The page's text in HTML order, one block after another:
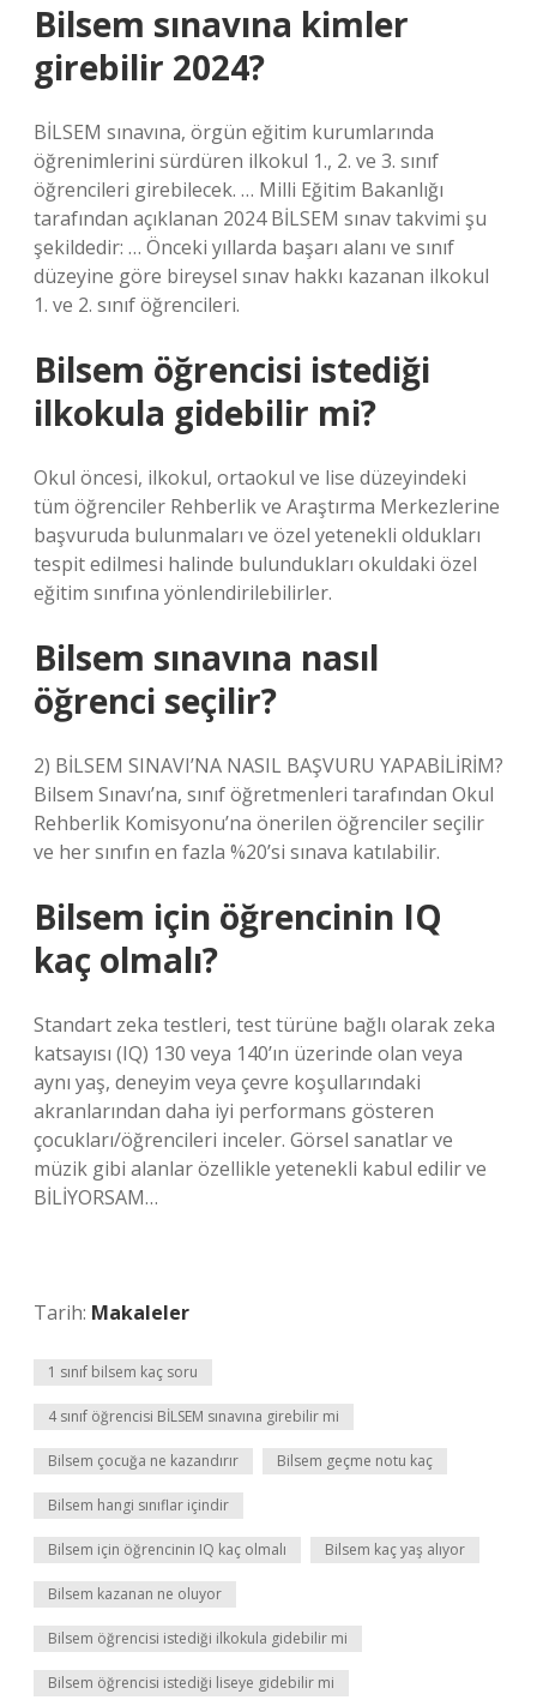
Bilsem sınavına kimler
girebilir 2024?
BİLSEM sınavına, örgün eğitim kurumlarında
öğrenimlerini sürdüren ilkokul 1., 2. ve 3. sınıf
öğrencileri girebilecek. … Milli Eğitim Bakanlığı
tarafından açıklanan 2024 BİLSEM sınav takvimi şu
şekildedir: … Önceki yıllarda başarı alanı ve sınıf
düzeyine göre bireysel sınav hakkı kazanan ilkokul
1. ve 2. sınıf öğrencileri.
Bilsem öğrencisi istediği
ilkokula gidebilir mi?
Okul öncesi, ilkokul, ortaokul ve lise düzeyindeki
tüm öğrenciler Rehberlik ve Araştırma Merkezlerine
başvuruda bulunmaları ve özel yetenekli oldukları
tespit edilmesi halinde bulundukları okuldaki özel
eğitim sınıfına yönlendirilebilirler.
Bilsem sınavına nasıl
öğrenci seçilir?
2) BİLSEM SINAVI’NA NASIL BAŞVURU YAPABİLİRİM?
Bilsem Sınavı’na, sınıf öğretmenleri tarafından Okul
Rehberlik Komisyonu’na önerilen öğrenciler seçilir
ve her sınıfın en fazla %20’si sınava katılabilir.
Bilsem için öğrencinin IQ
kaç olmalı?
Standart zeka testleri, test türüne bağlı olarak zeka
katsayısı (IQ) 130 veya 140’ın üzerinde olan veya
aynı yaş, deneyim veya çevre koşullarındaki
akranlarından daha iyi performans gösteren
çocukları/öğrencileri inceler. Görsel sanatlar ve
müzik gibi alanlar özellikle yetenekli kabul edilir ve
BİLİYORSAM…
Tarih: Makaleler
1 sınıf bilsem kaç soru
4 sınıf öğrencisi BİLSEM sınavına girebilir mi
Bilsem çocuğa ne kazandırır Bilsem geçme notu kaç
Bilsem hangi sınıflar içindir
Bilsem için öğrencinin IQ kaç olmalı Bilsem kaç yaş alıyor
Bilsem kazanan ne oluyor
Bilsem öğrencisi istediği ilkokula gidebilir mi
Bilsem öğrencisi istediği liseye gidebilir mi